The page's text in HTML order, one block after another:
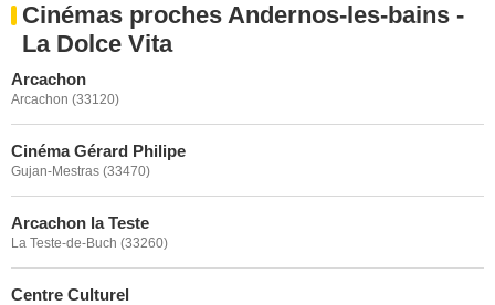
Cinémas proches Andernos-les-bains -
La Dolce Vita
Arcachon
Arcachon (33120)
Cinéma Gérard Philipe
Gujan-Mestras (33470)
Arcachon la Teste
La Teste-de-Buch (33260)
Centre Culturel